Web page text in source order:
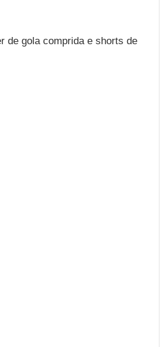
de gola comprida e shorts de